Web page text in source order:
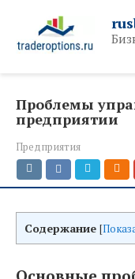
контенту
Проблемы
предприятии
Предприятия
Содержание [